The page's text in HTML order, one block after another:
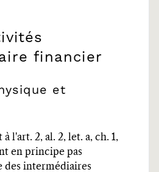
financier
et
l'art. 2, al. 2, let. a, ch. 1,
en principe pas
des intermédiaires